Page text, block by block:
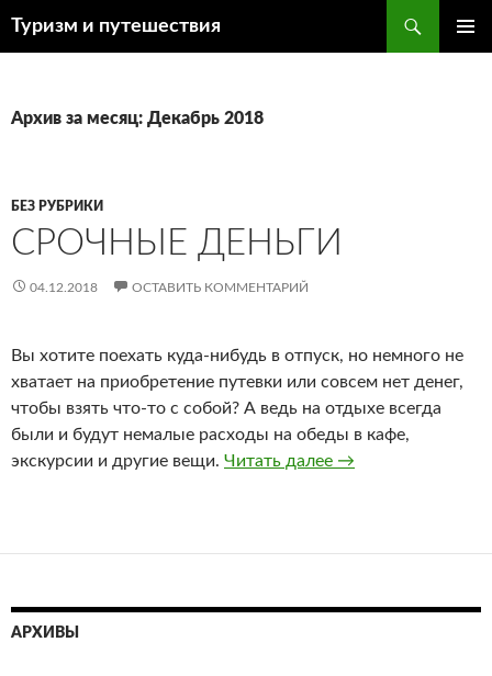
Туризм и путешествия
Архив за месяц: Декабрь 2018
БЕЗ РУБРИКИ
СРОЧНЫЕ ДЕНЬГИ
04.12.2018 ОСТАВИТЬ КОММЕНТАРИЙ
Вы хотите поехать куда-нибудь в отпуск, но немного не
хватает на приобретение путевки или совсем нет денег,
чтобы взять что-то с собой? А ведь на отдыхе всегда
были и будут немалые расходы на обеды в кафе,
экскурсии и другие вещи. Читать далее Срочные деньги
→
АРХИВЫ